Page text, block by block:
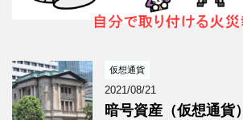
仮想通貨
2021/08/21
暗号資産（仮想通貨